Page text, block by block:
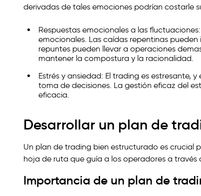
derivadas de tales emociones podrían costarle
Respuestas emocionales a las
emocionales. Las caídas repentinas
repuntes pueden llevar a operaciones
mantener la compostura y la racionalidad.
Estrés y ansiedad: El trading es estresante,
toma de decisiones. La gestión eficaz del
eficacia.
Desarrollar un plan de
Un plan de trading bien estructurado es crucial
hoja de ruta que guía a los operadores a
Importancia de un plan de